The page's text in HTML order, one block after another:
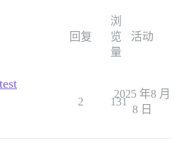
回复
浏
览
量
活动
2 131
2025 年8 月
8 日